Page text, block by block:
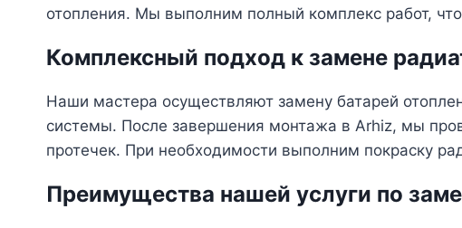
отопления. Мы выполним полный комплекс работ,
Комплексный подход к замене
Наши мастера осуществляют замену батарей
системы. После завершения монтажа в Arhiz, мы
протечек. При необходимости выполним покраску
Преимущества нашей услуги по